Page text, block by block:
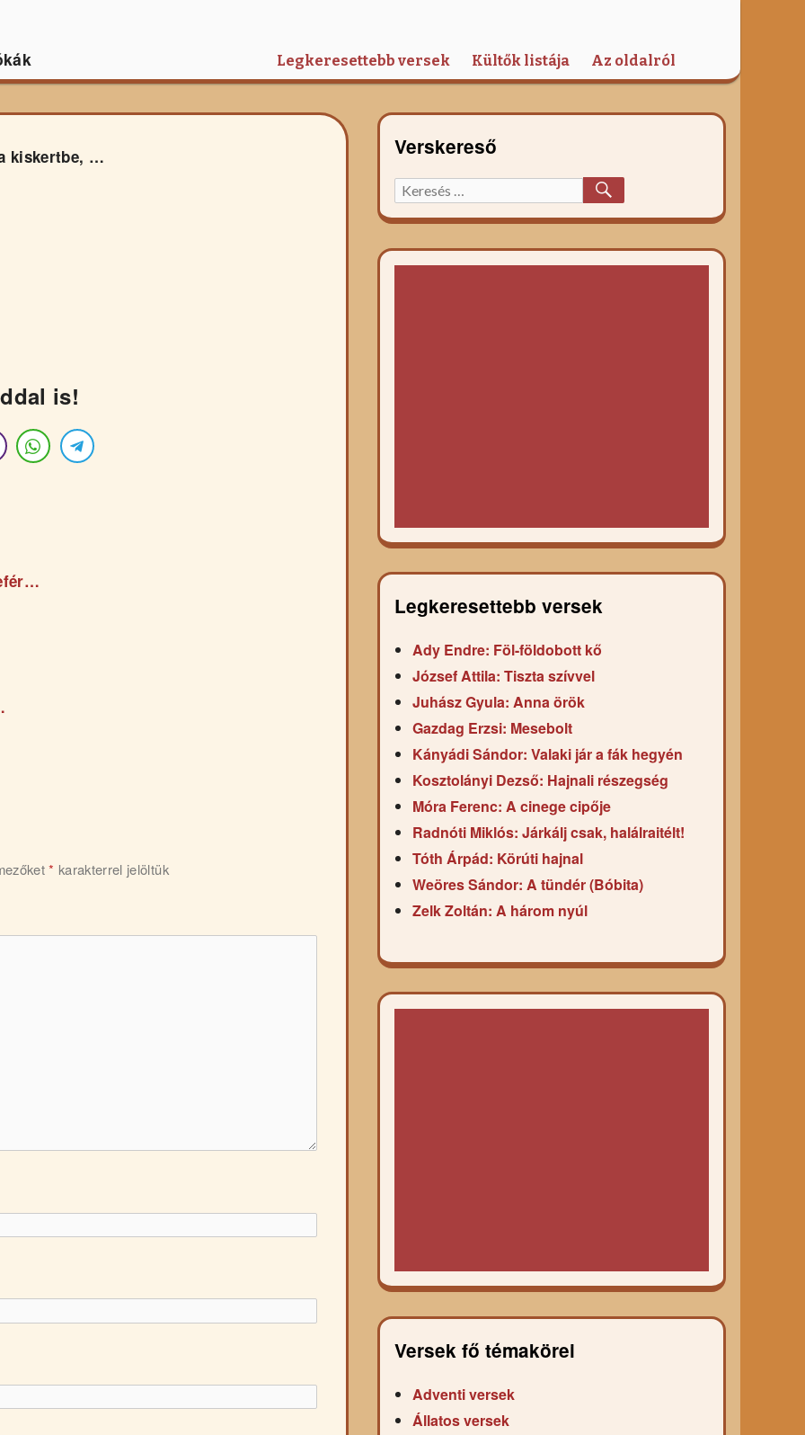
Legkeresettebb versek Kültők listája Az oldalról
kiskertbe, …
is!
* karakterrel jelöltük
Verskereső
Keresett
főzelék
Legkeresettebb versek
Ady Endre: Föl-földobott kő
József Attila: Tiszta szívvel
Juhász Gyula: Anna örök
Gazdag Erzsi: Mesebolt
Kányádi Sándor: Valaki jár a fák hegyén
Kosztolányi Dezső: Hajnali részegség
Móra Ferenc: A cinege cipője
Radnóti Miklós: Járkálj csak, halálraitélt!
Tóth Árpád: Körúti hajnal
Weöres Sándor: A tündér (Bóbita)
Zelk Zoltán: A három nyúl
Versek fő témakörei
Adventi versek
Állatos versek